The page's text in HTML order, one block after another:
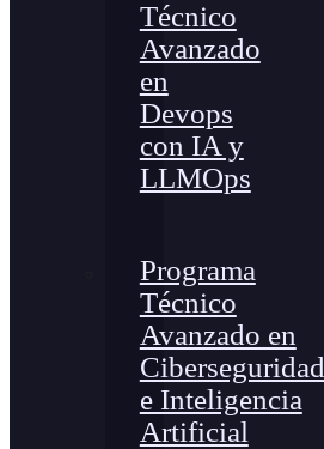
Técnico
Avanzado
en
Devops
con IA y
LLMOps
Programa
Técnico
Avanzado en
Ciberseguridad
e Inteligencia
Artificial